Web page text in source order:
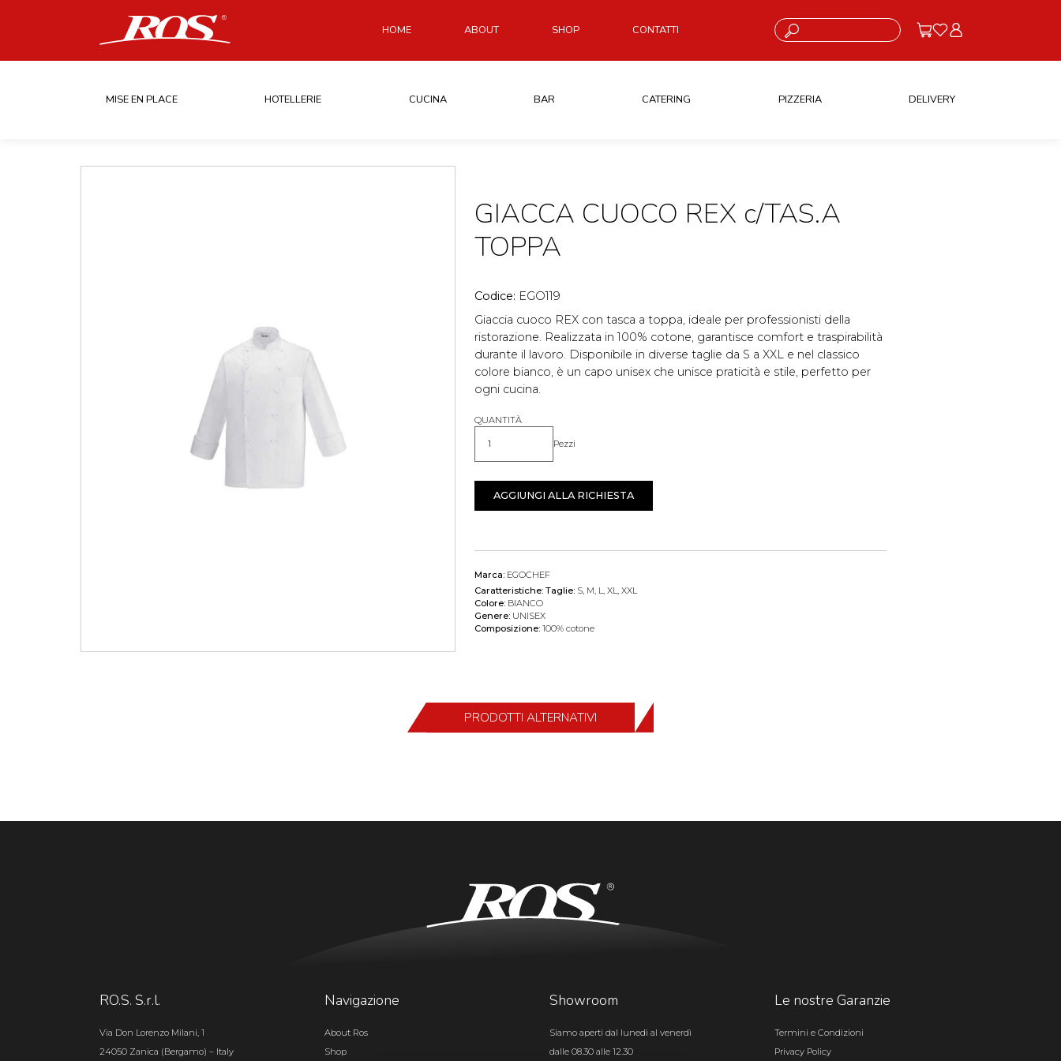
HOME ABOUT SHOP CONTATTI Cosa stai cercando?
MISE EN PLACE HOTELLERIE CUCINA BAR CATERING PIZZERIA DELIVERY
GIACCA CUOCO REX c/TAS.A
TOPPA
Codice: EGO119
Giaccia cuoco REX con tasca a toppa, ideale per professionisti della
ristorazione. Realizzata in 100% cotone, garantisce comfort e traspirabilità
durante il lavoro. Disponibile in diverse taglie da S a XXL e nel classico
colore bianco, è un capo unisex che unisce praticità e stile, perfetto per
ogni cucina.
QUANTITÀ
Quantità Pezzi
AGGIUNGI ALLA RICHIESTA
Marca: EGOCHEF
Caratteristiche: Taglie: S, M, L, XL, XXL
Colore: BIANCO
Genere: UNISEX
Composizione: 100% cotone
PRODOTTI ALTERNATIVI
RO.S. S.r.l.
Via Don Lorenzo Milani, 1
24050 Zanica (Bergamo) – Italy
Navigazione
About Ros
Shop
Showroom
Siamo aperti dal lunedì al venerdì
dalle 08.30 alle 12.30
Le nostre Garanzie
Termini e Condizioni
Privacy Policy